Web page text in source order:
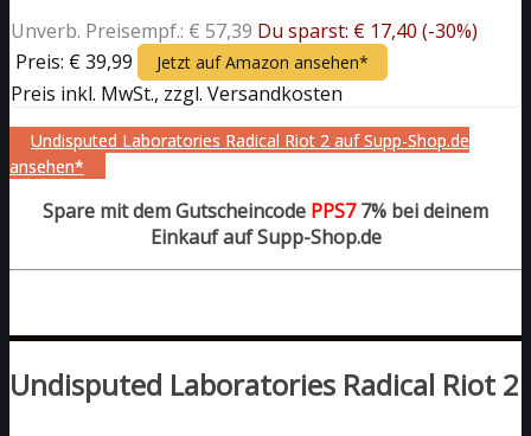
Unverb. Preisempf.: € 57,39 Du sparst: € 17,40 (-30%)
Preis: € 39,99
Jetzt auf Amazon ansehen*
Preis inkl. MwSt., zzgl. Versandkosten
Undisputed Laboratories Radical Riot 2 auf Supp-Shop.de
ansehen*
Spare mit dem Gutscheincode PPS77% bei deinem
Einkauf auf Supp-Shop.de
Undisputed Laboratories Radical Riot 2